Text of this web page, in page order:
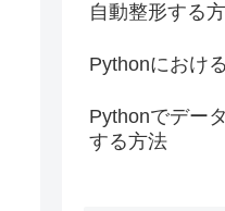
自動整形する
Pythonにおけ
Pythonでデー
する方法